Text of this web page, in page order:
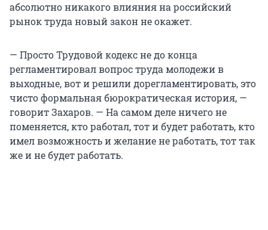
абсолютно никакого влияния на российский
рынок труда новый закон не окажет.
— Просто Трудовой кодекс не до конца
регламентировал вопрос труда молодежи в
выходные, вот и решили дорегламентировать, это
чисто формальная бюрократическая история, —
говорит Захаров. — На самом деле ничего не
поменяется, кто работал, тот и будет работать, кто
имел возможность и желание не работать, тот так
же и не будет работать.